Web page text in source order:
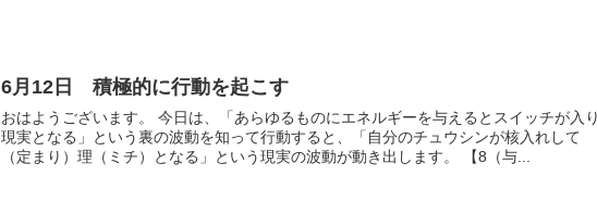
6月12日 積極的に行動を起こす
おはようございます。 今日は、「あらゆるものにエネルギーを与えるとスイッチが入り
現実となる」という裏の波動を知って行動すると、「自分のチュウシンが核入れして
（定まり）理（ミチ）となる」という現実の波動が動き出します。 【8（与...